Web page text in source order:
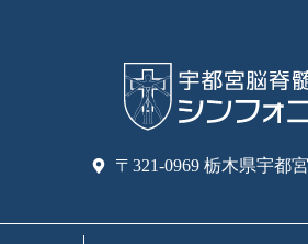
〒321-0969 栃木県宇都